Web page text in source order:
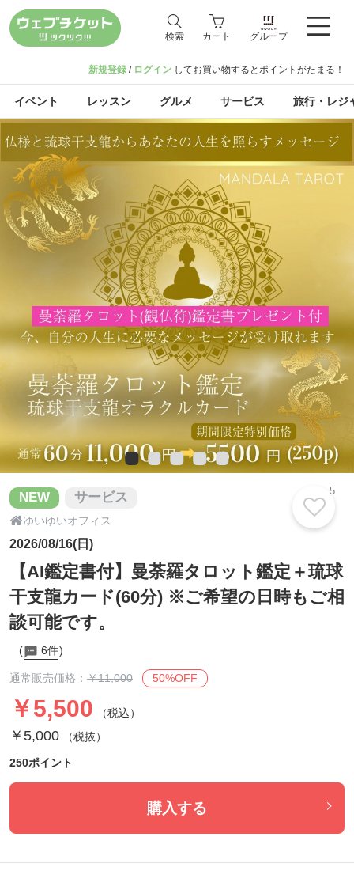
検索 カート グループ
新規登録 / ログイン してお買い物するとポイントがたまる！
イベント レッスン グルメ サービス 旅行・レジ
NEW サービス
ゆいゆいオフィス
2026/08/16(日)
【AI鑑定書付】曼荼羅タロット鑑定＋琉球
干支龍カード(60分) ※ご希望の日時もご相
談可能です。
6件
通常販売価格： ￥11,000 50%OFF
￥5,500 （税込）
￥5,000（税抜）
250ポイント
購入する
5